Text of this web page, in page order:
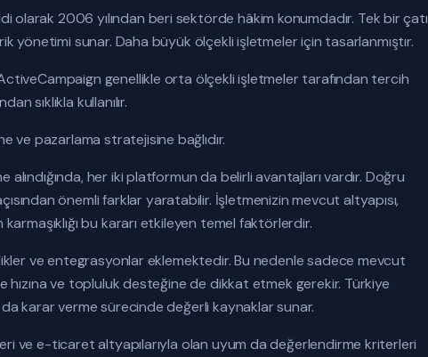
2006 yılından beri sektörde hâkim konumdadır. Tek bir çatı
yönetimi sunar. Daha büyük ölçekli işletmeler için tasarlanmıştır.
genellikle orta ölçekli işletmeler tarafından tercih
sıklıkla kullanılır.
ve pazarlama stratejisine bağlıdır.
her iki platformun da belirli avantajları vardır. Doğru
önemli farklar yaratabilir. İşletmenizin mevcut altyapısı,
bu kararı etkileyen temel faktörlerdir.
ve entegrasyonlar eklemektedir. Bu nedenle sadece mevcut
hızına ve topluluk desteğine de dikkat etmek gerekir. Türkiye
da karar verme sürecinde değerli kaynaklar sunar.
ve e-ticaret altyapılarıyla olan uyum da değerlendirme kriterleri